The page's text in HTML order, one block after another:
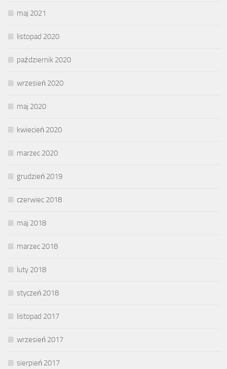
maj 2021
listopad 2020
październik 2020
wrzesień 2020
maj 2020
kwiecień 2020
marzec 2020
grudzień 2019
czerwiec 2018
maj 2018
marzec 2018
luty 2018
styczeń 2018
listopad 2017
wrzesień 2017
sierpień 2017